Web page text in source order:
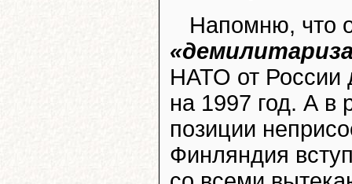
Напомню, что
НАТО от России
на 1997 год. А в
позиции
Финляндия